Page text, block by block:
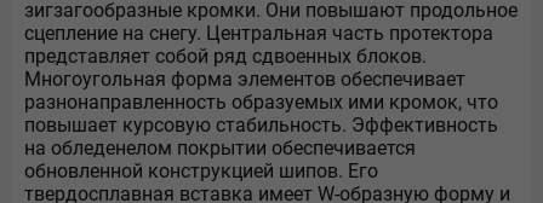
зигзагообразные кромки. Они повышают продольное
сцепление на снегу. Центральная часть протектора
представляет собой ряд сдвоенных блоков.
Многоугольная форма элементов обеспечивает
разнонаправленность образуемых ими кромок, что
повышает курсовую стабильность. Эффективность
на обледенелом покрытии обеспечивается
обновленной конструкцией шипов. Его
твердосплавная вставка имеет W-образную форму и